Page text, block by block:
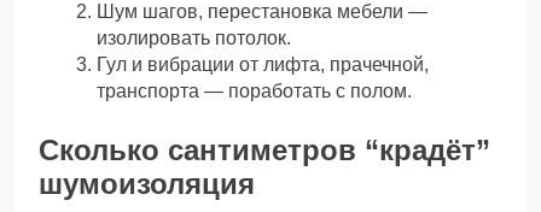
Шум шагов, перестановка мебели —
изолировать потолок.
Гул и вибрации от лифта, прачечной,
транспорта — поработать с полом.
Сколько сантиметров “крадёт”
шумоизоляция